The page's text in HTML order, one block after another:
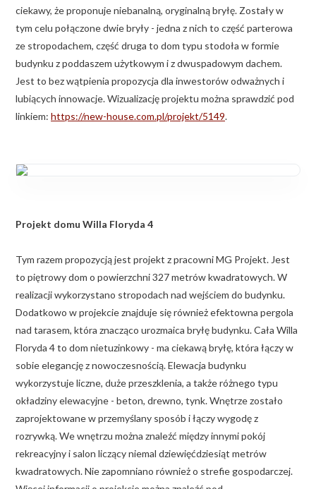
ciekawy, że proponuje niebanalną, oryginalną bryłę. Zostały w
tym celu połączone dwie bryły - jedna z nich to część parterowa
ze stropodachem, część druga to dom typu stodoła w formie
budynku z poddaszem użytkowym i z dwuspadowym dachem.
Jest to bez wątpienia propozycja dla inwestorów odważnych i
lubiących innowacje. Wizualizację projektu można sprawdzić pod
linkiem: https://new-house.com.pl/projekt/5149.
Projekt domu Willa Floryda 4
Tym razem propozycją jest projekt z pracowni MG Projekt. Jest
to piętrowy dom o powierzchni 327 metrów kwadratowych. W
realizacji wykorzystano stropodach nad wejściem do budynku.
Dodatkowo w projekcie znajduje się również efektowna pergola
nad tarasem, która znacząco urozmaica bryłę budynku. Cała Willa
Floryda 4 to dom nietuzinkowy - ma ciekawą bryłę, która łączy w
sobie elegancję z nowoczesnością. Elewacja budynku
wykorzystuje liczne, duże przeszklenia, a także różnego typu
okładziny elewacyjne - beton, drewno, tynk. Wnętrze zostało
zaprojektowane w przemyślany sposób i łączy wygodę z
rozrywką. We wnętrzu można znaleźć między innymi pokój
rekreacyjny i salon liczący niemal dziewięćdziesiąt metrów
kwadratowych. Nie zapomniano również o strefie gospodarczej.